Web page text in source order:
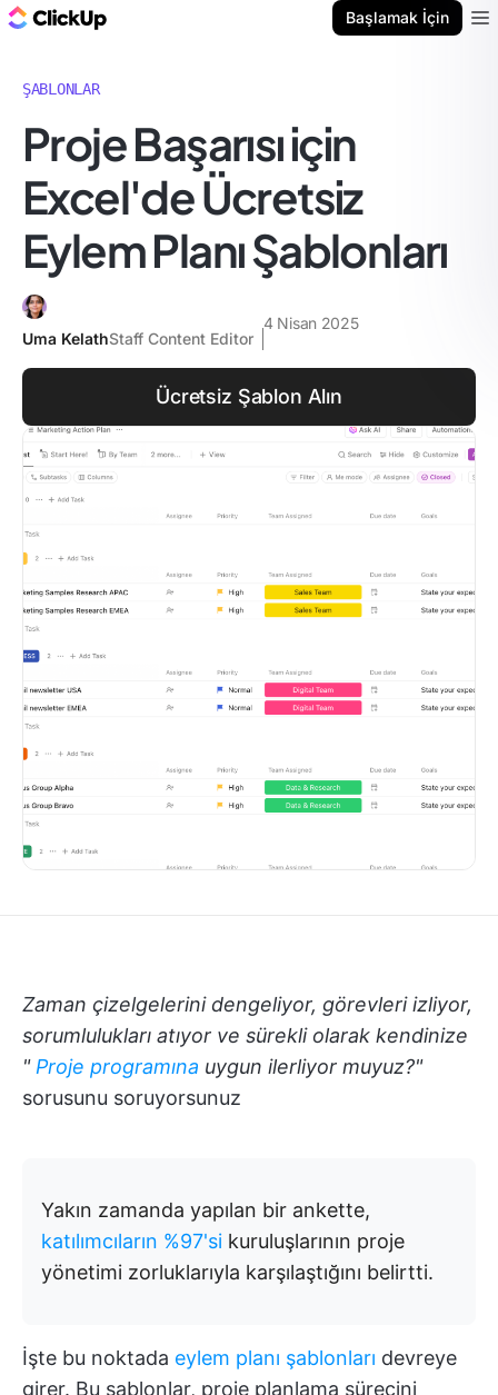
Başlamak İçin
ŞABLONLAR
Proje Başarısı için
Excel'de Ücretsiz
Eylem Planı Şablonları
Uma KelathStaff Content Editor
4 Nisan 2025
Ücretsiz Şablon Alın
Zaman çizelgelerini dengeliyor, görevleri izliyor,
sorumlulukları atıyor ve sürekli olarak kendinize
" Proje programına uygun ilerliyor muyuz?"
sorusunu soruyorsunuz
Yakın zamanda yapılan bir ankette,
katılımcıların %97'si kuruluşlarının proje
yönetimi zorluklarıyla karşılaştığını belirtti.
İşte bu noktada eylem planı şablonları devreye
girer. Bu şablonlar, proje planlama sürecini